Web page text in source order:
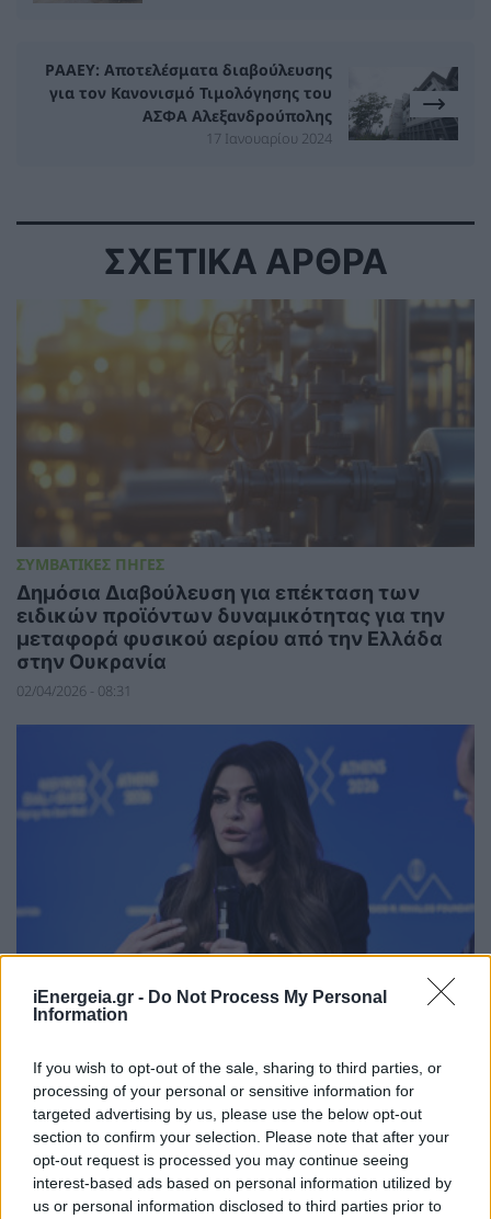
iEnergeia.gr - Do Not Process My Personal
Information
If you wish to opt-out of the sale, sharing to third parties, or
processing of your personal or sensitive information for
targeted advertising by us, please use the below opt-out
section to confirm your selection. Please note that after your
opt-out request is processed you may continue seeing
interest-based ads based on personal information utilized by
us or personal information disclosed to third parties prior to
ΡΑΑΕΥ: Αποτελέσματα διαβούλευσης
για τον Κανονισμό Τιμολόγησης του
ΑΣΦΑ Αλεξανδρούπολης
17 Ιανουαρίου 2024
ΣΧΕΤΙΚΑ ΑΡΘΡΑ
ΣΥΜΒΑΤΙΚΕΣ ΠΗΓΕΣ
Δημόσια Διαβούλευση για επέκταση των
ειδικών προϊόντων δυναμικότητας για την
μεταφορά φυσικού αερίου από την Ελλάδα
στην Ουκρανία
02/04/2026 - 08:31
Κ. Γκίλφοϊλ: Αυξάνουμε τις ροές LNG από τις
ΗΠΑ, μέσω Ελλάδας, προς ΝΑ Ευρώπη και
Ουκρανία